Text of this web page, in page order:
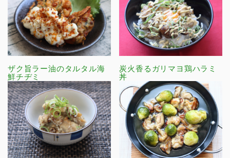
ザク旨ラー油のタルタル海
鮮チヂミ
炭火香るガリマヨ鶏ハラミ
丼